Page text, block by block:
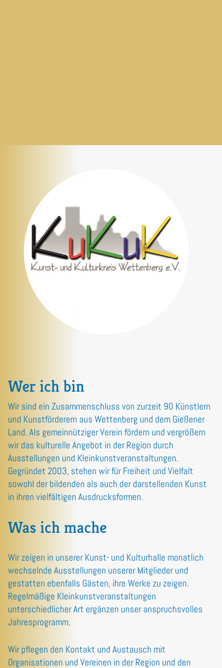
Wer ich bin
Wir sind ein Zusammenschluss von zurzeit 90 Künstlern
und Kunstförderern aus Wettenberg und dem Gießener
Land. Als gemeinnütziger Verein fördern und vergrößern
wir das kulturelle Angebot in der Region durch
Ausstellungen und Kleinkunstveranstaltungen.
Gegründet 2003, stehen wir für Freiheit und Vielfalt
sowohl der bildenden als auch der darstellenden Kunst
in ihren vielfältigen Ausdrucksformen.
Was ich mache
Wir zeigen in unserer Kunst- und Kulturhalle monatlich
wechselnde Ausstellungen unserer Mitglieder und
gestatten ebenfalls Gästen, ihre Werke zu zeigen.
Regelmäßige Kleinkunstveranstaltungen
unterschiedlicher Art ergänzen unser anspruchsvolles
Jahresprogramm.
Wir pflegen den Kontakt und Austausch mit
Organisationen und Vereinen in der Region und den